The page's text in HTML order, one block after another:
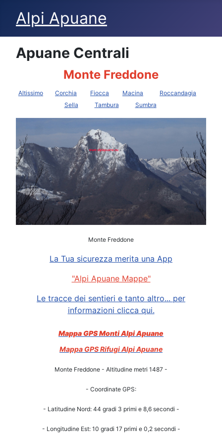
Alpi Apuane
Apuane Centrali
Monte Freddone
Altissimo Corchia Fiocca Macina
Roccandagia
Sella
Tambura Sumbra
Monte Freddone
La Tua sicurezza merita una App
"Alpi Apuane Mappe"
Le tracce dei sentieri e tanto altro... per
informazioni clicca qui.
Mappa GPS Monti Alpi Apuane
Mappa GPS Rifugi Alpi Apuane
Monte Freddone - Altitudine metri 1487 -
- Coordinate GPS:
- Latitudine Nord: 44 gradi 3 primi e 8,6 secondi -
- Longitudine Est: 10 gradi 17 primi e 0,2 secondi -